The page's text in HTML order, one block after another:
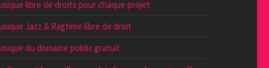
libre de droits pour chaque projet
Jazz & Ragtime libre de droit
du domaine public gratuit